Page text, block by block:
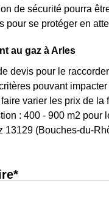
de sécurité pourra
pour se protéger en
au gaz à Arles
devis pour le
pouvant
varier les prix de
: 400 - 900 m2 pour
13129 (Bouches-du-